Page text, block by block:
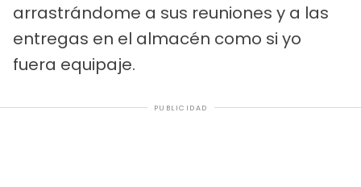
arrastrándome a sus reuniones y a las
entregas en el almacén como si yo
fuera equipaje.
PUBLICIDAD